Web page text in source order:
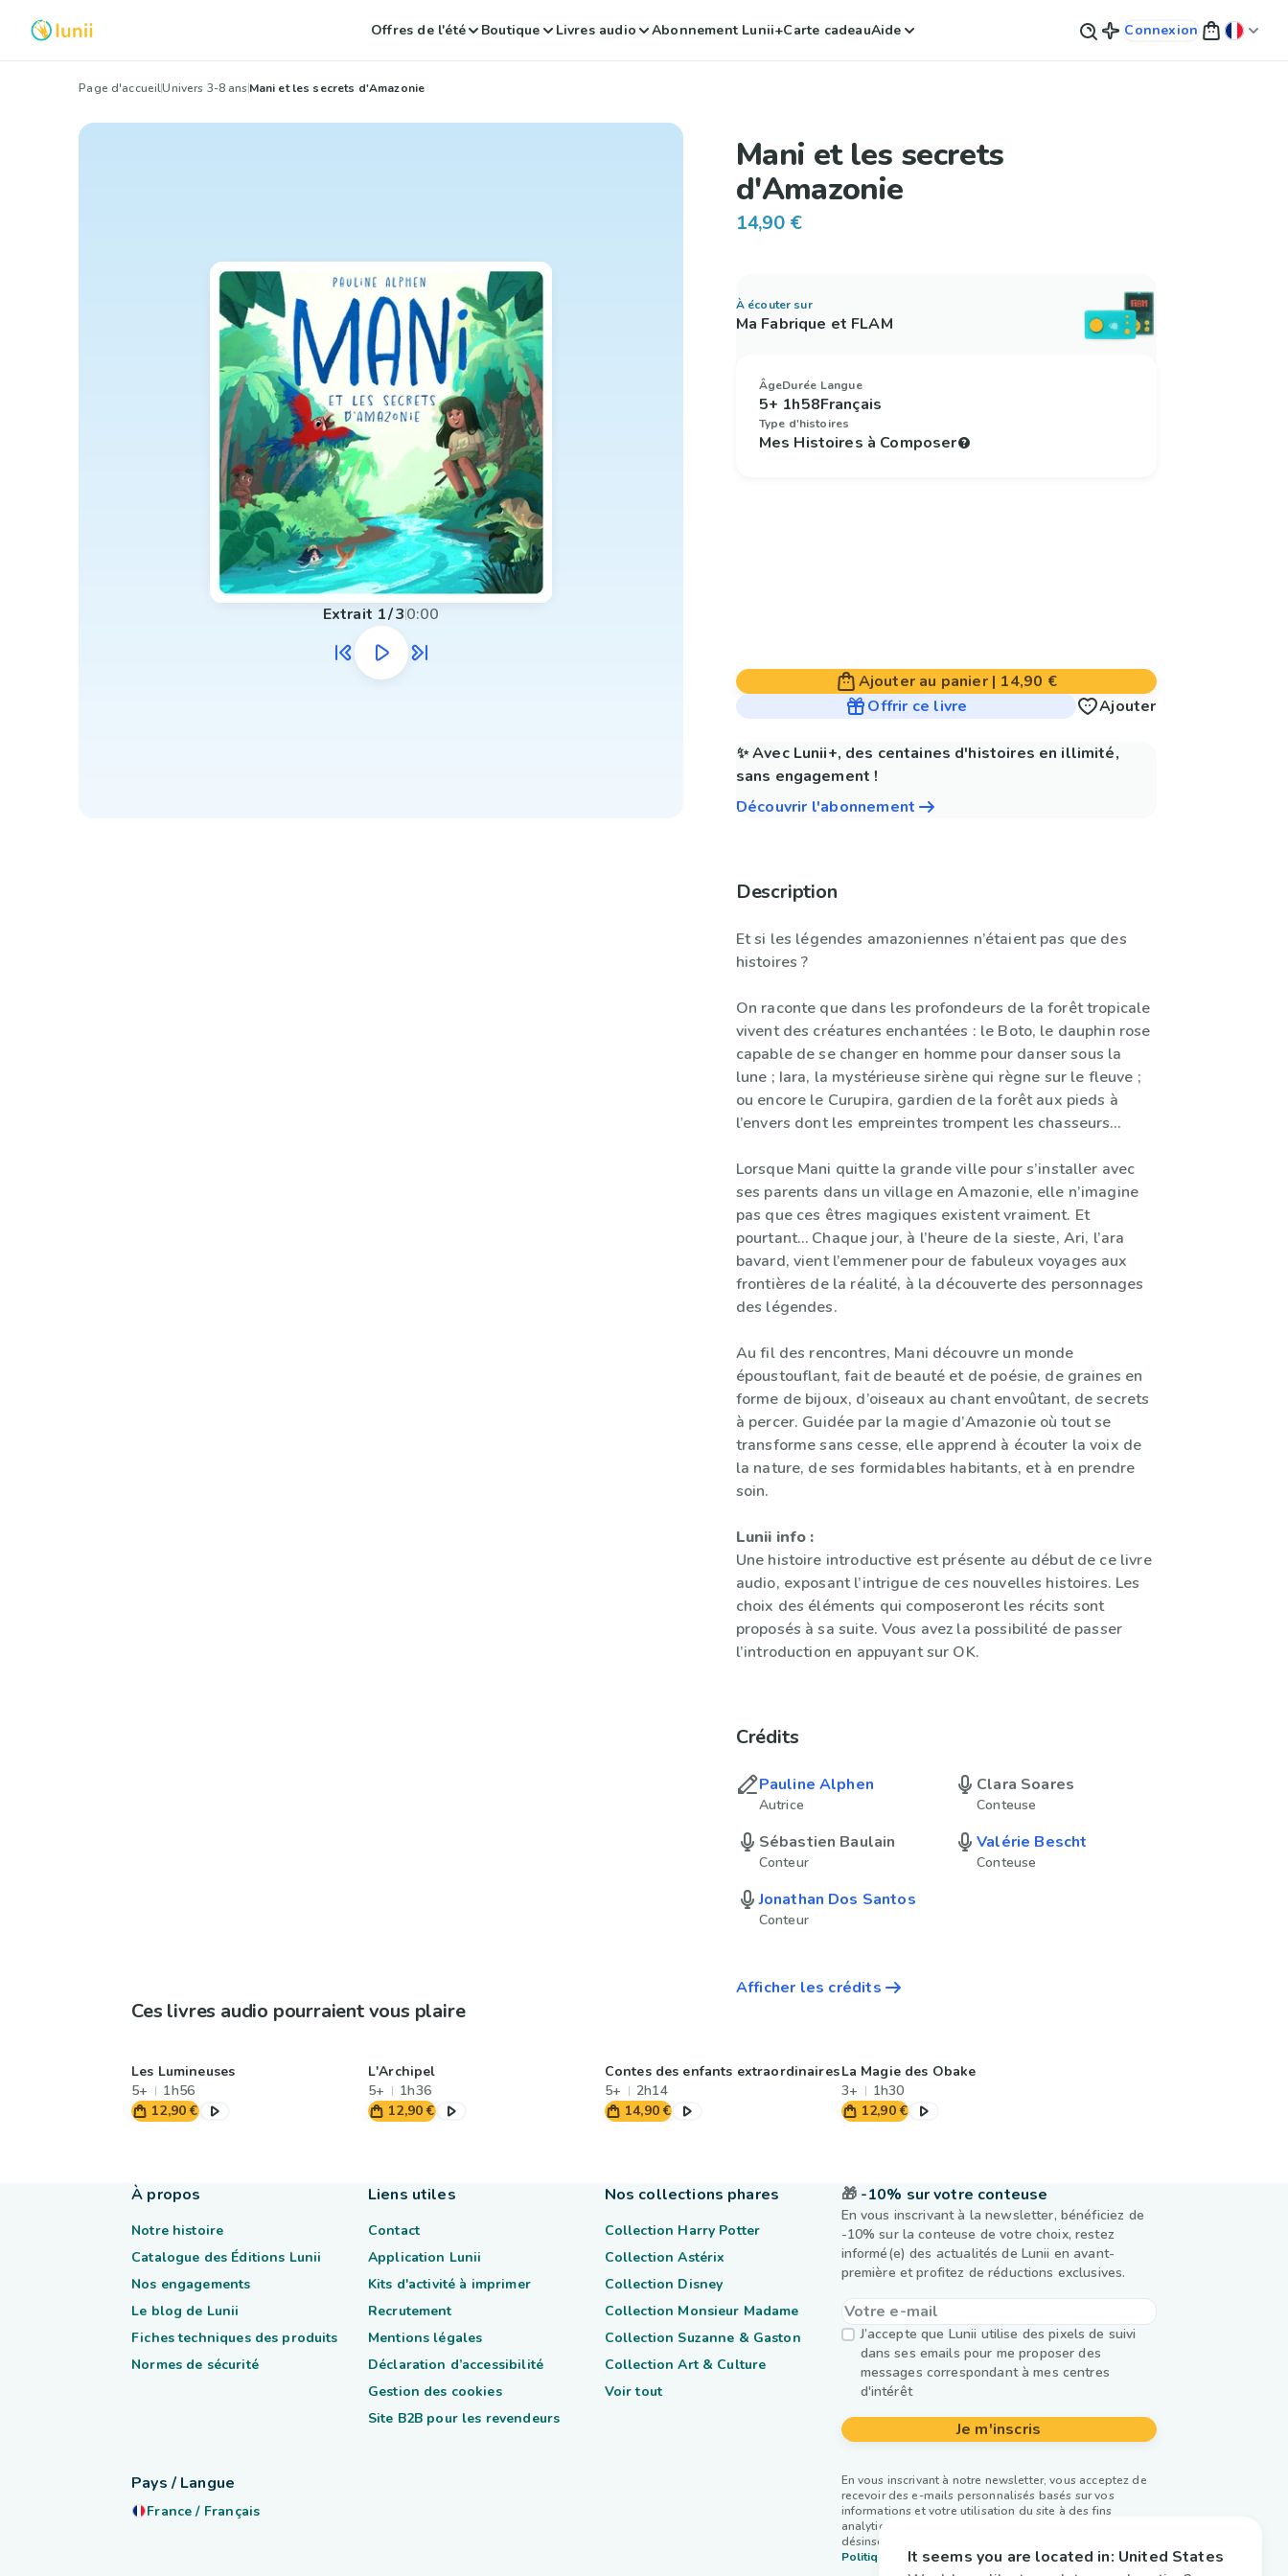
Offres de l'été Boutique Livres audio Abonnement Lunii+Carte cadeauAide Connexion
Page d'accueilUnivers 3-8 ansMani et les secrets d'Amazonie
Extrait 1/30:00
Mani et les secrets
d'Amazonie
14,90 €
À écouter sur
Ma Fabrique et FLAM
Âge
5+
Durée
1h58
Langue
Français
Type d'histoires
Mes Histoires à Composer
Ajouter au panier| 14,90 €
Offrir ce livre
Ajouter
✨ Avec Lunii+, des centaines d'histoires en illimité,
sans engagement !
Découvrir l'abonnement
Description
Et si les légendes amazoniennes n’étaient pas que des
histoires ?
On raconte que dans les profondeurs de la forêt tropicale
vivent des créatures enchantées : le Boto, le dauphin rose
capable de se changer en homme pour danser sous la
lune ; Iara, la mystérieuse sirène qui règne sur le fleuve ;
ou encore le Curupira, gardien de la forêt aux pieds à
l’envers dont les empreintes trompent les chasseurs…
Lorsque Mani quitte la grande ville pour s’installer avec
ses parents dans un village en Amazonie, elle n’imagine
pas que ces êtres magiques existent vraiment. Et
pourtant… Chaque jour, à l’heure de la sieste, Ari, l’ara
bavard, vient l’emmener pour de fabuleux voyages aux
frontières de la réalité, à la découverte des personnages
des légendes.
Au fil des rencontres, Mani découvre un monde
époustouflant, fait de beauté et de poésie, de graines en
forme de bijoux, d’oiseaux au chant envoûtant, de secrets
à percer. Guidée par la magie d’Amazonie où tout se
transforme sans cesse, elle apprend à écouter la voix de
la nature, de ses formidables habitants, et à en prendre
soin.
Lunii info :
Une histoire introductive est présente au début de ce livre
audio, exposant l’intrigue de ces nouvelles histoires. Les
choix des éléments qui composeront les récits sont
proposés à sa suite. Vous avez la possibilité de passer
l’introduction en appuyant sur OK.
Crédits
Pauline Alphen
Autrice
Clara Soares
Conteuse
Sébastien Baulain
Conteur
Valérie Bescht
Conteuse
Jonathan Dos Santos
Conteur
Afficher les crédits
Ces livres audio pourraient vous plaire
Les Lumineuses
5+
1h56
12,90 €
L'Archipel
5+
1h36
12,90 €
Contes des enfants extraordinaires
5+
2h14
14,90 €
La Magie des Obake
3+
1h30
12,90 €
🎁 -10% sur votre conteuse
En vous inscrivant à la newsletter, bénéficiez de
-10% sur la conteuse de votre choix, restez
informé(e) des actualités de Lunii en avant-
première et profitez de réductions exclusives.
J’accepte que Lunii utilise des pixels de suivi
dans ses emails pour me proposer des
messages correspondant à mes centres
d'intérêt
Je m'inscris
En vous inscrivant à notre newsletter, vous acceptez de
recevoir des e-mails personnalisés basés sur vos
informations et votre utilisation du site à des fins
analytiques et publicitaires. Vous pouvez vous
désinscrire à tout moment. Plus d’infos dans notre
Politique de confidentialité.
À propos
Notre histoire
Catalogue des Éditions Lunii
Nos engagements
Le blog de Lunii
Fiches techniques des produits
Normes de sécurité
Liens utiles
Contact
Application Lunii
Kits d'activité à imprimer
Recrutement
Mentions légales
Déclaration d’accessibilité
Gestion des cookies
Site B2B pour les revendeurs
Nos collections phares
Collection Harry Potter
Collection Astérix
Collection Disney
Collection Monsieur Madame
Collection Suzanne & Gaston
Collection Art & Culture
Voir tout
Pays / Langue
France / Français
It seems you are located in: United States